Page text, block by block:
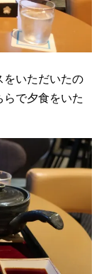
をいただいたの
で夕食をいた